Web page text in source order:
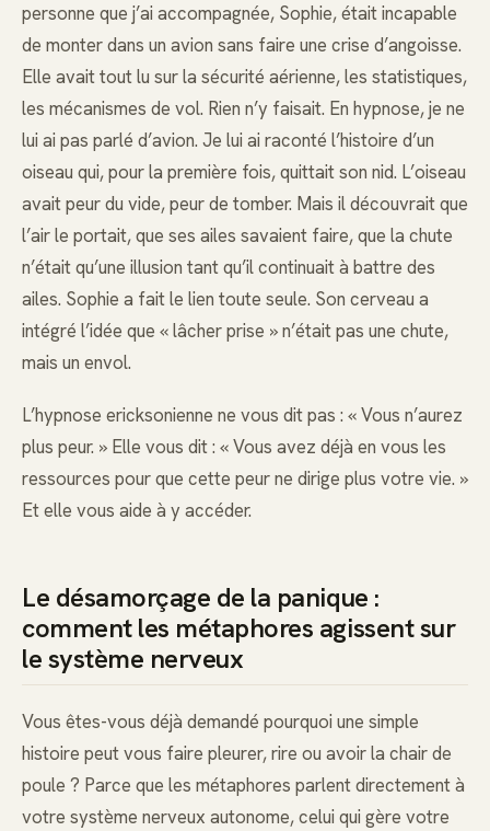
personne que j’ai accompagnée, Sophie, était incapable
de monter dans un avion sans faire une crise d’angoisse.
Elle avait tout lu sur la sécurité aérienne, les statistiques,
les mécanismes de vol. Rien n’y faisait. En hypnose, je ne
lui ai pas parlé d’avion. Je lui ai raconté l’histoire d’un
oiseau qui, pour la première fois, quittait son nid. L’oiseau
avait peur du vide, peur de tomber. Mais il découvrait que
l’air le portait, que ses ailes savaient faire, que la chute
n’était qu’une illusion tant qu’il continuait à battre des
ailes. Sophie a fait le lien toute seule. Son cerveau a
intégré l’idée que « lâcher prise » n’était pas une chute,
mais un envol.
L’hypnose ericksonienne ne vous dit pas : « Vous n’aurez
plus peur. » Elle vous dit : « Vous avez déjà en vous les
ressources pour que cette peur ne dirige plus votre vie. »
Et elle vous aide à y accéder.
Le désamorçage de la panique :
comment les métaphores agissent sur
le système nerveux
Vous êtes-vous déjà demandé pourquoi une simple
histoire peut vous faire pleurer, rire ou avoir la chair de
poule ? Parce que les métaphores parlent directement à
votre système nerveux autonome, celui qui gère votre